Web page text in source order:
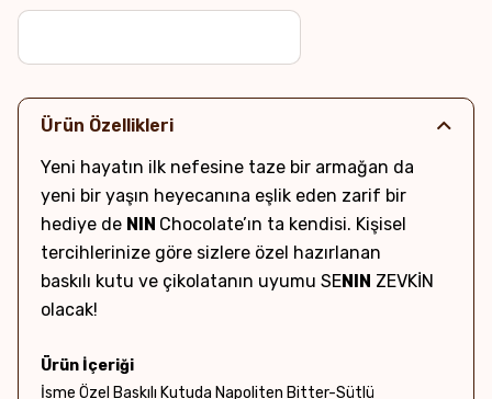
Ürün Özellikleri
Yeni hayatın ilk nefesine taze bir armağan da
yeni bir yaşın heyecanına eşlik eden zarif bir
hediye de NIN Chocolate’ın ta kendisi. Kişisel
tercihlerinize göre sizlere özel hazırlanan
baskılı kutu ve çikolatanın uyumu SENIN ZEVKİN
olacak!
Ürün İçeriği
İsme Özel Baskılı Kutuda Napoliten Bitter-Sütlü